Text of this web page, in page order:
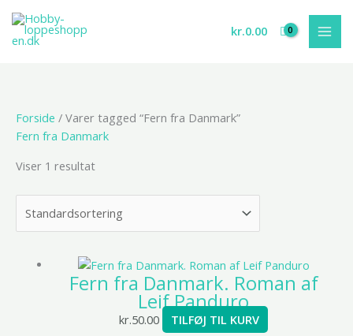
indholdet
kr.0.00
Forside / Varer tagged “Fern fra Danmark”
Fern fra Danmark
Viser 1 resultat
Fern fra Danmark. Roman af
Leif Panduro
kr.50.00 TILFØJ TIL KURV